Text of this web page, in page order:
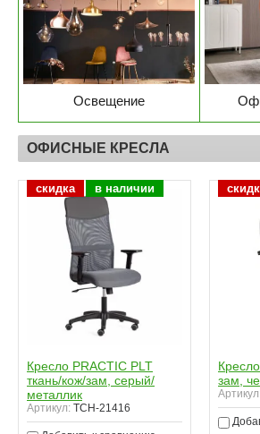
Освещение
ОФИСНЫЕ КРЕСЛА
скидка в наличии
Кресло PRACTIC PLT
ткань/кож/зам, серый/
металлик
Артикул: TCH-21416
зам,